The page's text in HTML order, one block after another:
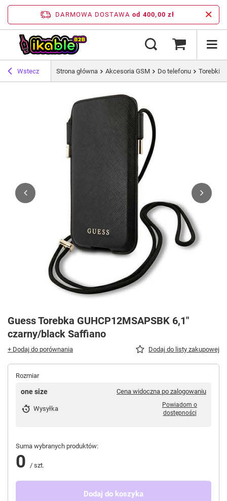
DARMOWA DOSTAWA od 400,00 zł
Wstecz Strona główna Akcesoria GSM Do telefonu Torebki
Guess Torebka GUHCP12MSAPSBK 6,1"
czarny/black Saffiano
+ Dodaj do porównania Dodaj do listy zakupowej
Rozmiar
one size Cena widoczna po zalogowaniu
Wysyłka
Powiadom o
dostępności
Suma wybranych produktów:
0 / szt.
Dodaj do koszyka